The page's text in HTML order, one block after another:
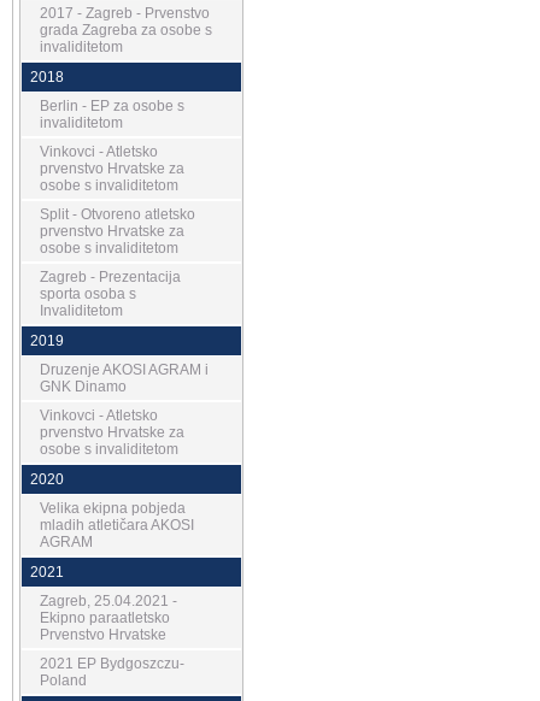
2017 - Zagreb - Prvenstvo
grada Zagreba za osobe s
invaliditetom
2018
Berlin - EP za osobe s
invaliditetom
Vinkovci - Atletsko
prvenstvo Hrvatske za
osobe s invaliditetom
Split - Otvoreno atletsko
prvenstvo Hrvatske za
osobe s invaliditetom
Zagreb - Prezentacija
sporta osoba s
Invaliditetom
2019
Druzenje AKOSI AGRAM i
GNK Dinamo
Vinkovci - Atletsko
prvenstvo Hrvatske za
osobe s invaliditetom
2020
Velika ekipna pobjeda
mladih atletičara AKOSI
AGRAM
2021
Zagreb, 25.04.2021 -
Ekipno paraatletsko
Prvenstvo Hrvatske
2021 EP Bydgoszczu-
Poland